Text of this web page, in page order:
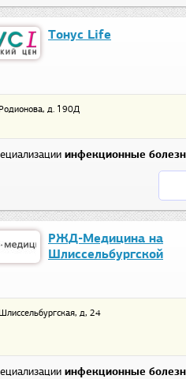
Тонус Life
Родионова, д. 190Д
инфекционные
РЖД-Медицина на
Шлиссельбургской
Шлиссельбургская, д, 24
инфекционные